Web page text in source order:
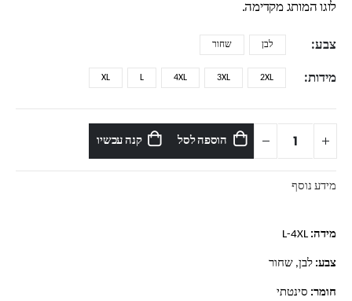
לוגו המותג מקדימה.
צבע לבן שחור
מידות 2XL
3XL
4XL
L
XL
הוספה לסל קנה עכשיו
מידע נוסף
מידה: L-4XL
צבע: לבן, שחור
חומר: סינטתי